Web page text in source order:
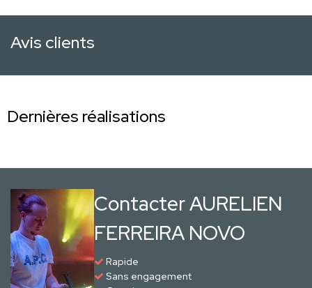
Avis clients
Dernières réalisations
Contacter AURELIEN
FERREIRA NOVO
Rapide
Sans engagement